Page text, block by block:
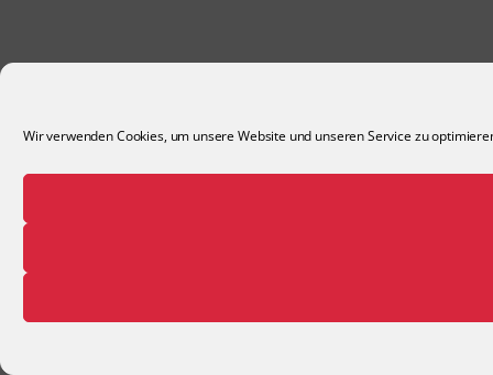
Wir verwenden Cookies, um unsere Website und unseren Service zu